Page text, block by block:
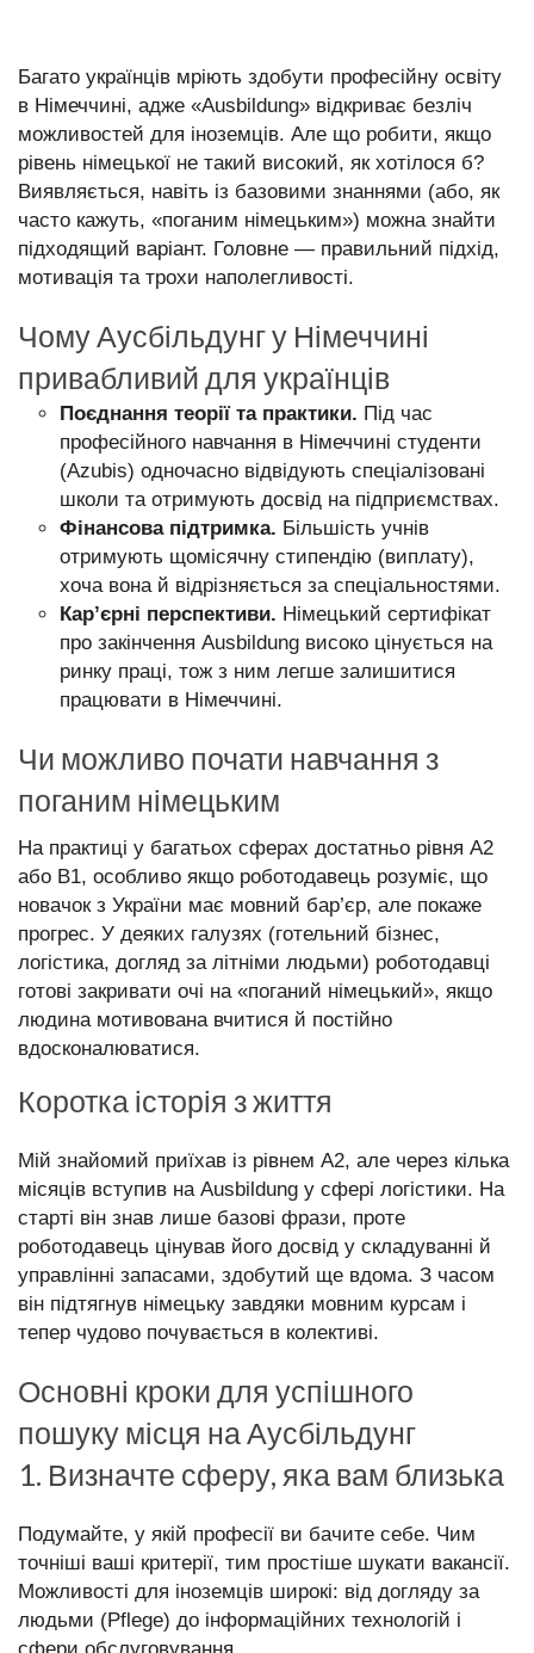
Багато українців мріють здобути професійну освіту
в Німеччині, адже «Ausbildung» відкриває безліч
можливостей для іноземців. Але що робити, якщо
рівень німецької не такий високий, як хотілося б?
Виявляється, навіть із базовими знаннями (або, як
часто кажуть, «поганим німецьким») можна знайти
підходящий варіант. Головне — правильний підхід,
мотивація та трохи наполегливості.
Чому Аусбільдунг у Німеччині
привабливий для українців
Поєднання теорії та практики. Під час
професійного навчання в Німеччині студенти
(Azubis) одночасно відвідують спеціалізовані
школи та отримують досвід на підприємствах.
Фінансова підтримка. Більшість учнів
отримують щомісячну стипендію (виплату),
хоча вона й відрізняється за спеціальностями.
Кар’єрні перспективи. Німецький сертифікат
про закінчення Ausbildung високо цінується на
ринку праці, тож з ним легше залишитися
працювати в Німеччині.
Чи можливо почати навчання з
поганим німецьким
На практиці у багатьох сферах достатньо рівня A2
або B1, особливо якщо роботодавець розуміє, що
новачок з України має мовний бар’єр, але покаже
прогрес. У деяких галузях (готельний бізнес,
логістика, догляд за літніми людьми) роботодавці
готові закривати очі на «поганий німецький», якщо
людина мотивована вчитися й постійно
вдосконалюватися.
Коротка історія з життя
Мій знайомий приїхав із рівнем A2, але через кілька
місяців вступив на Ausbildung у сфері логістики. На
старті він знав лише базові фрази, проте
роботодавець цінував його досвід у складуванні й
управлінні запасами, здобутий ще вдома. З часом
він підтягнув німецьку завдяки мовним курсам і
тепер чудово почувається в колективі.
Основні кроки для успішного
пошуку місця на Аусбільдунг
1. Визначте сферу, яка вам близька
Подумайте, у якій професії ви бачите себе. Чим
точніші ваші критерії, тим простіше шукати вакансії.
Можливості для іноземців широкі: від догляду за
людьми (Pflege) до інформаційних технологій і
сфери обслуговування.